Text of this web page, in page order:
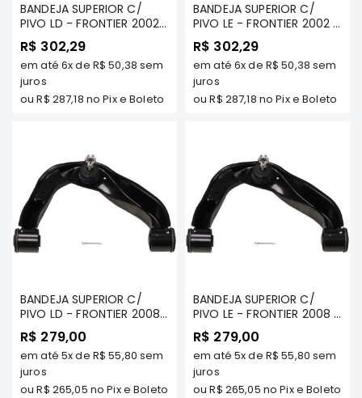
Elétrica
Acessórios
ASX
Filtros
Transmissão
Elétrica
Triton
e
Motor
Suspensão
BANDEJA SUPERIOR C/
PIVO LD - FRONTIER 2002
A 2007 2.8 DIESEL - MT
COMPONENTES- MT-
0208-R
R$ 302,29
em até 6xde R$ 50,38 sem
juros
ouR$ 287,18 no Pix e Boleto
BANDEJA SUPERIOR C/
PIVO LE - FRONTIER 2002 A
2007 2.8 DIESEL - MT
COMPONENTES - MT-
0208-L
R$ 302,29
em até 6xde R$ 50,38 sem
juros
ouR$ 287,18 no Pix e Boleto
BANDEJA SUPERIOR C/
PIVO LD - FRONTIER 2008
A 2016 - MT
COMPONENTES - MT-
0232-R
R$ 279,00
em até 5xde R$ 55,80 sem
juros
ouR$ 265,05 no Pix e Boleto
BANDEJA SUPERIOR C/
PIVO LE - FRONTIER 2008 A
2016 - MT COMPONENTES
- MT-0232-L
R$ 279,00
em até 5xde R$ 55,80 sem
juros
ouR$ 265,05 no Pix e Boleto